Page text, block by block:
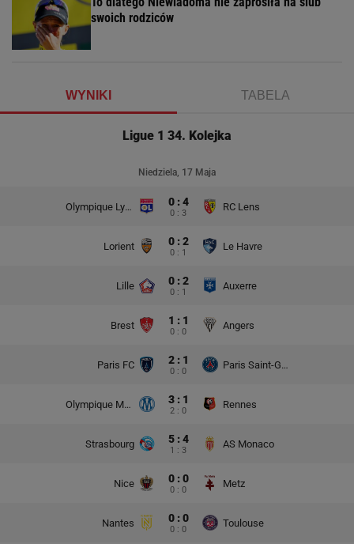
swoich rodziców
WYNIKI TABELA
Ligue 1 34. Kolejka
Niedziela, 17 Maja
Olympique Lyon 0 : 4
0 : 3
RC Lens
Lorient 0 : 2
0 : 1
Le Havre
Lille 0 : 2
0 : 1
Auxerre
Brest 1 : 1
0 : 0
Angers
Paris FC 2 : 1
0 : 0
Paris Saint-Germain
Olympique Marsylia 3 : 1
2 : 0
Rennes
Strasbourg 5 : 4
1 : 3
AS Monaco
Nice 0 : 0
0 : 0
Metz
Nantes 0 : 0
0 : 0
Toulouse